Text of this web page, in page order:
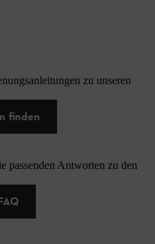
zu unseren
finden
passenden Antworten zu den